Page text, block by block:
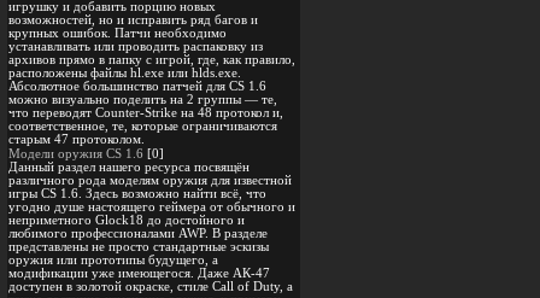
игрушку и добавить порцию новых
возможностей, но и исправить ряд багов и
крупных ошибок. Патчи необходимо
устанавливать или проводить распаковку из
архивов прямо в папку с игрой, где, как правило,
расположены файлы hl.exe или hlds.exe.
Абсолютное большинство патчей для CS 1.6
можно визуально поделить на 2 группы — те,
что переводят Counter-Strike на 48 протокол и,
соответственное, те, которые ограничиваются
старым 47 протоколом.
Модели оружия CS 1.6 [0]
Данный раздел нашего ресурса посвящён
различного рода моделям оружия для известной
игры CS 1.6. Здесь возможно найти всё, что
угодно душе настоящего геймера от обычного и
неприметного Glock18 до достойного и
любимого профессионалами AWP. В разделе
представлены не просто стандартные эскизы
оружия или прототипы будущего, а
модификации уже имеющегося. Даже АК-47
доступен в золотой окраске, стиле Call of Duty, а